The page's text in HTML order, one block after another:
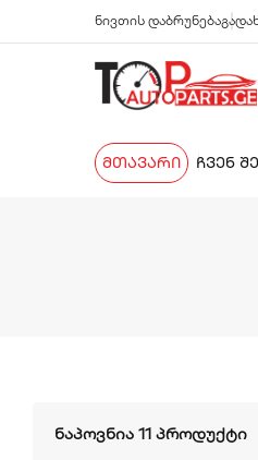
ნივთის დაბრუნება
მთავარი ჩვენ
ნაპოვნია 11 პროდუქტი